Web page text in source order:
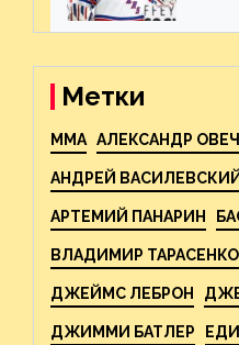
Метки
MMA АЛЕКСАНДР
АНДРЕЙ ВАСИЛЕВСКИЙ
АРТЕМИЙ ПАНАРИН
ВЛАДИМИР ТАРАСЕНКО
ДЖЕЙМС ЛЕБРОН
ДЖИММИ БАТЛЕР